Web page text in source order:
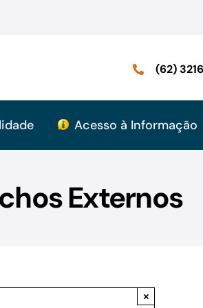
(62)
Acesso à Informação
Externos
×